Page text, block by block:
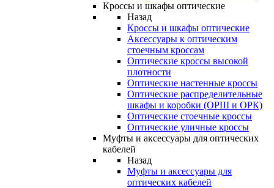
Кроссы и шкафы оптические
Назад
Кроссы и шкафы оптические
Аксессуары к оптическим
стоечным кроссам
Оптические кроссы высокой
плотности
Оптические настенные кроссы
Оптические распределительные
шкафы и коробки (ОРШ и ОРК)
Оптические стоечные кроссы
Оптические уличные кроссы
Муфты и аксессуары для оптических
кабелей
Назад
Муфты и аксессуары для
оптических кабелей